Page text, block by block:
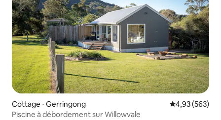
Cottage ⋅ Gerringong Évaluation
4,93 (563)
Piscine à débordement sur Willowvale